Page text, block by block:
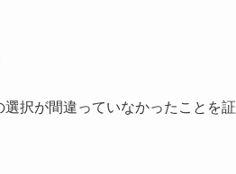
択が間違っていなかったことを証